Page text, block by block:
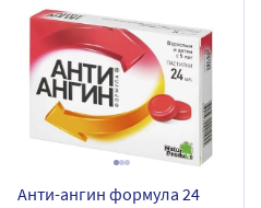
Анти-ангин формула 24